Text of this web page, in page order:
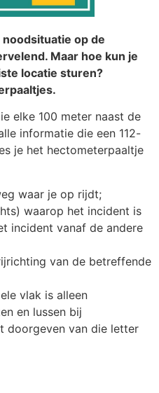
op de
Maar hoe kun je
locatie sturen?
elke 100 meter naast de
informatie die een 112-
je het hectometerpaaltje
waar je op rijdt;
waarop het incident is
incident vanaf de andere
van de betreffende
vlak is alleen
en lussen bij
doorgeven van die letter